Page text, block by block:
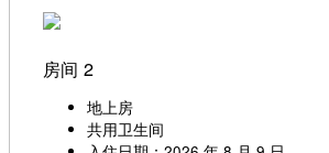
房间 2
地上房
共用卫生间